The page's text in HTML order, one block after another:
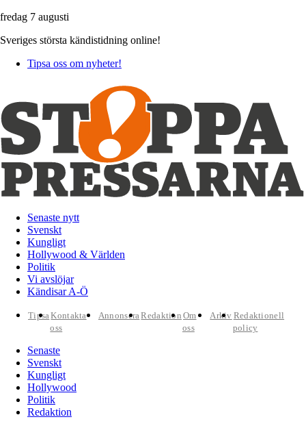
fredag 7 augusti
Sveriges största kändistidning online!
Tipsa oss om nyheter!
Senaste nytt
Svenskt
Kungligt
Hollywood & Världen
Politik
Vi avslöjar
Kändisar A-Ö
TipsaKontakta
oss
AnnonseraRedaktion Om
oss
Arkiv Redaktionell
policy
Senaste
Svenskt
Kungligt
Hollywood
Politik
Redaktion